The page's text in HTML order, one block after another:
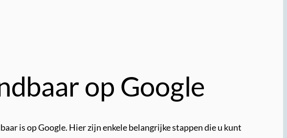
op Google
is op Google. Hier zijn enkele belangrijke stappen die u kunt